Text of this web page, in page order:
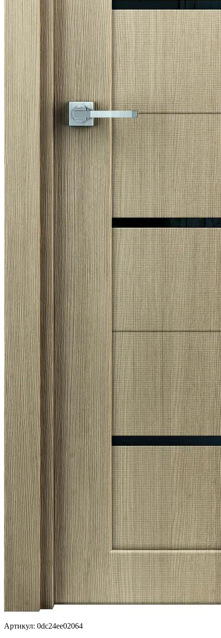
Артикул: 0dc24ee02064